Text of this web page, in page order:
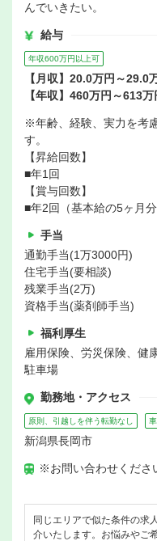
んでいきたい。
給与
年収600万円以上可
【月収】20.0万円～29.0
【年収】460万円～613
※年齢、経験、実力を考
す。
【昇給回数】
■年1回
【賞与回数】
■年2回（基本給の5ヶ月
手当
通勤手当(1万3000円)
住宅手当(要相談)
残業手当(2万)
資格手当(薬剤師手当)
福利厚生
雇用保険、労災保険、健
駐車場
勤務地・アクセス
原則、引越しを伴う転勤なし
新潟県長岡市
※お問い合わせくださ
同じエリアで似た条件の求
介いたします。お悩みやご